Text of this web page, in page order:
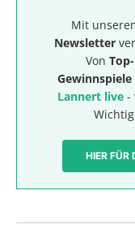
Mit
Newsletter
Von
Gewinnspiele
Lannert live-
HIER FÜR